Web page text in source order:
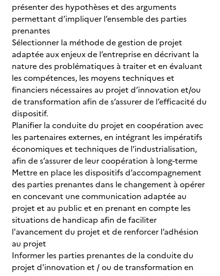
présenter des hypothèses et des arguments
permettant d’impliquer l’ensemble des parties
prenantes
Sélectionner la méthode de gestion de projet
adaptée aux enjeux de l’entreprise en décrivant la
nature des problématiques à traiter et en évaluant
les compétences, les moyens techniques et
financiers nécessaires au projet d’innovation et/ou
de transformation afin de s’assurer de l’efficacité du
dispositif.
Planifier la conduite du projet en coopération avec
les partenaires externes, en intégrant les impératifs
économiques et techniques de l’industrialisation,
afin de s’assurer de leur coopération à long-terme
Mettre en place les dispositifs d’accompagnement
des parties prenantes dans le changement à opérer
en concevant une communication adaptée au
projet et au public et en prenant en compte les
situations de handicap afin de faciliter
l'avancement du projet et de renforcer l’adhésion
au projet
Informer les parties prenantes de la conduite du
projet d'innovation et / ou de transformation en